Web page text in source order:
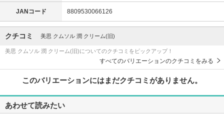
JANコード 8809530066126
クチコミ 美思 クムソル 潤 クリーム(旧)
美思 クムソル 潤 クリーム(旧)についてのクチコミをピックアップ！
すべてのバリエーションのクチコミをみる
このバリエーションにはまだクチコミがありません。
あわせて読みたい